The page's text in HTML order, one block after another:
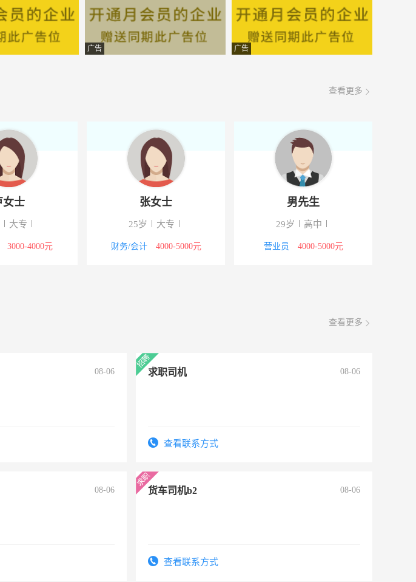
-湖南古丈 面议 08-06
-湖南古丈 面议 08-06
-古丈 08-06
08-06
08-06
08-06
广告 广告
查看更多
女士
大专
3000-4000元
张女士
25岁 大专
财务/会计 4000-5000元
男先生
29岁 高中
营业员 4000-5000元
查看更多
08-06 求职司机 08-06
查看联系方式
08-06 货车司机b2 08-06
查看联系方式